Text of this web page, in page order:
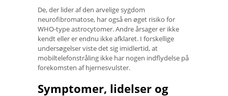
De, der lider af den arvelige sygdom
neurofibromatose, har også en øget risiko for
WHO-type astrocytomer. Andre årsager er ikke
kendt eller er endnu ikke afklaret. I forskellige
undersøgelser viste det sig imidlertid, at
mobiltelefonstråling ikke har nogen indflydelse på
forekomsten af ​​hjernesvulster.
Symptomer, lidelser og